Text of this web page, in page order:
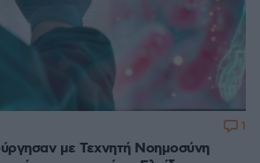
με Τεχνητή Νοημοσύνη
1